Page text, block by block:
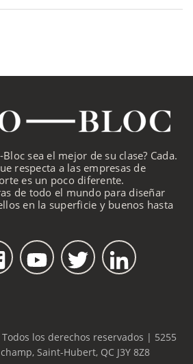
sea el mejor de su clase? Cada.
respecta a las empresas de
es un poco diferente.
de todo el mundo para diseñar
en la superficie y buenos hasta
Todos los derechos reservados | 5255
Saint-Hubert, QC J3Y 8Z8